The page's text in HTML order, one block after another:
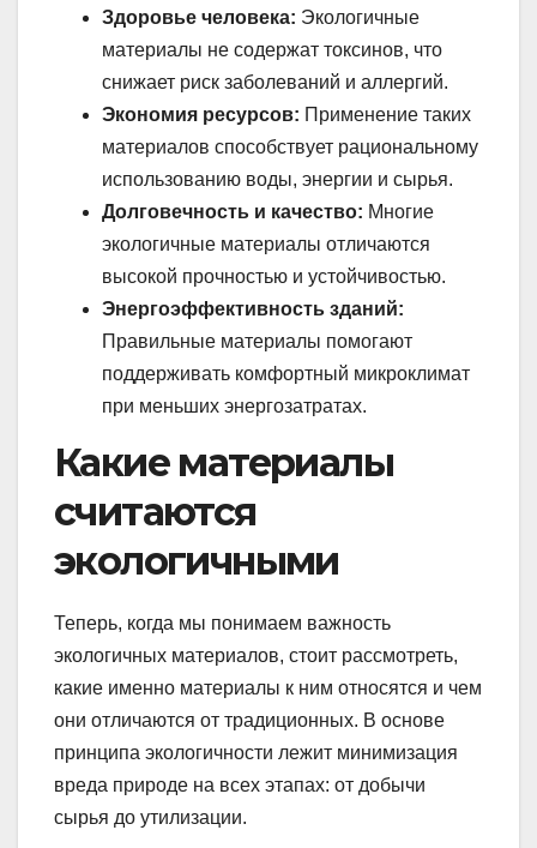
Здоровье человека: Экологичные
материалы не содержат токсинов, что
снижает риск заболеваний и аллергий.
Экономия ресурсов: Применение таких
материалов способствует рациональному
использованию воды, энергии и сырья.
Долговечность и качество: Многие
экологичные материалы отличаются
высокой прочностью и устойчивостью.
Энергоэффективность зданий:
Правильные материалы помогают
поддерживать комфортный микроклимат
при меньших энергозатратах.
Какие материалы
считаются
экологичными
Теперь, когда мы понимаем важность
экологичных материалов, стоит рассмотреть,
какие именно материалы к ним относятся и чем
они отличаются от традиционных. В основе
принципа экологичности лежит минимизация
вреда природе на всех этапах: от добычи
сырья до утилизации.